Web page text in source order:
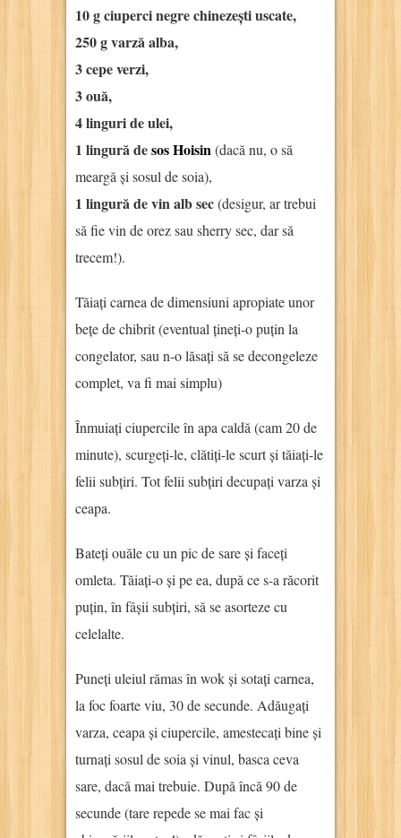
10 g ciuperci negre chinezești uscate,
250 g varză alba,
3 cepe verzi,
3 ouă,
4 linguri de ulei,
1 lingură desos Hoisin(dacă nu, o să
meargă și sosul de soia),
1 lingură de vin alb sec(desigur, ar trebui
să fie vin de orez sau sherry sec, dar să
trecem!).
Tăiați carnea de dimensiuni apropiate unor
bețe de chibrit (eventual țineți-o puțin la
congelator, sau n-o lăsați să se decongeleze
complet, va fi mai simplu)
Înmuiați ciupercile în apa caldă (cam 20 de
minute), scurgeți-le, clătiți-le scurt și tăiați-le
felii subțiri. Tot felii subțiri decupați varza și
ceapa.
Bateți ouăle cu un pic de sare și faceți
omleta. Tăiați-o și pe ea, după ce s-a răcorit
puțin, în fâșii subțiri, să se asorteze cu
celelalte.
Puneți uleiul rămas în wok și sotați carnea,
la foc foarte viu, 30 de secunde. Adăugați
varza, ceapa și ciupercile, amestecați bine și
turnați sosul de soia și vinul, basca ceva
sare, dacă mai trebuie. După încă 90 de
secunde (tare repede se mai fac și